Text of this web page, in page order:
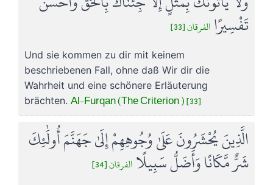
تَفْسِيرًا الفرقان [33]
Und sie kommen zu dir mit keinem
beschriebenen Fall, ohne daß Wir dir die
Wahrheit und eine schönere Erläuterung
brächten. Al-Furqan (The Criterion ) [33]
الَّذِينَ يُحْشَرُونَ عَلَىٰ وُجُوهِهِمْ إِلَىٰ جَهَنَّمَ أُولَٰئِكَ
شَرٌّ مَّكَانًا وَأَضَلُّ سَبِيلًا الفرقان [34]